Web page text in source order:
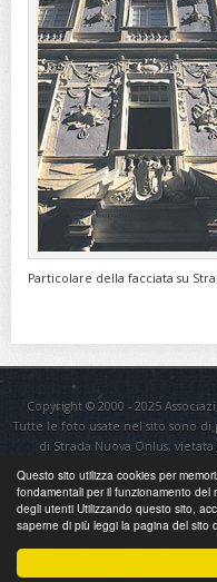
Questo sito utilizza cookies per
fondamentali per il funzionamento del
degli utenti Utilizzando questo sito,
saperne di più leggi la pagina del sito
Particolare della facciata su
Copyright © 2000 - 2025
Tutte le foto usate nel sito sono
di Strada Nuova Onlus,
Sito